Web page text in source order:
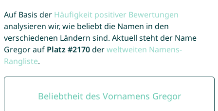
Auf Basis der Häufigkeit positiver Bewertungen
analysieren wir, wie beliebt die Namen in den
verschiedenen Ländern sind. Aktuell steht der Name
Gregor auf Platz #2170derweltweiten Namens-
Rangliste.